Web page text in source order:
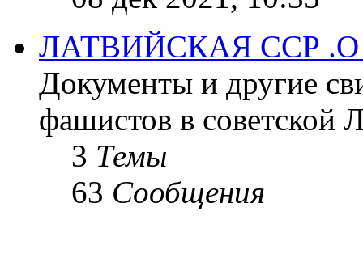
ЛАТВИЙСКАЯ ССР
Документы и другие
фашистов в советской
3 Темы
63 Сообщения